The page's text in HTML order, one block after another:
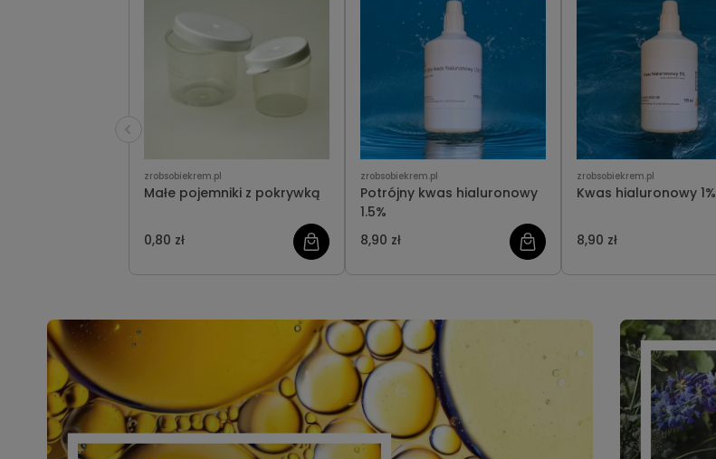
zrobsobiekrem.pl
Małe pojemniki z pokrywką
0,80 zł
zrobsobiekrem.pl
Potrójny kwas hialuronowy
1.5%
8,90 zł
zrobsobiekrem.pl
Kwas hialuronowy 1%
8,90 zł